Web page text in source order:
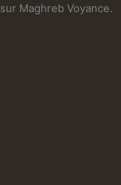
sur Maghreb Voyance.